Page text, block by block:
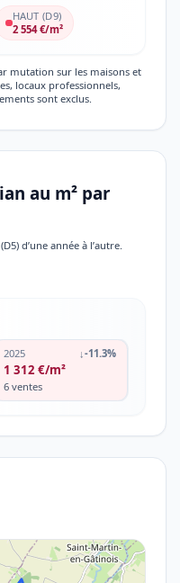
HAUT (D9)
2 554 €/m²
mutation sur les maisons et
locaux professionnels,
sont exclus.
au m² par
d’une année à l’autre.
2025 ↓-11.3%
1 312 €/m²
6 ventes